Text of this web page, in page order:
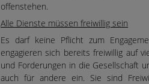
offenstehen.
Alle Dienste müssen freiwillig sein
Es darf keine Pflicht zum
engagieren sich bereits freiwillig auf
und Forderungen in die Gesellschaft
auch für andere ein. Sie sind